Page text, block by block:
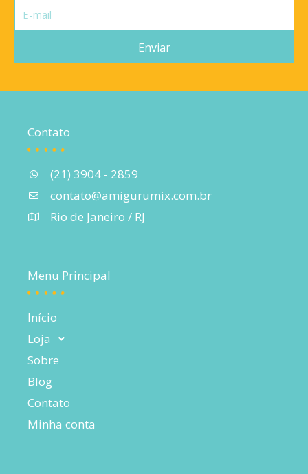
mail
Enviar
Contato
(21) 3904 - 2859
contato@amigurumix.com.br
Rio de Janeiro / RJ
Menu Principal
Início
Loja
Sobre
Blog
Contato
Minha conta